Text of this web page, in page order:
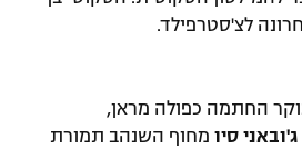
החתמה כפולה מראן,
ג'ובאני סיו מחוף השנהב תמורת